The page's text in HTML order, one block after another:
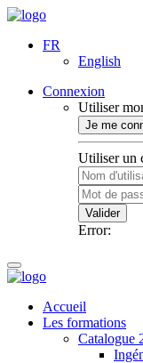
FR
English
Connexion
Utiliser
Je me
Utiliser un
Valider
Error:
Accueil
Les formations
Catalogue